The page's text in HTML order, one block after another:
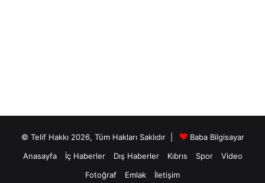
© Telif Hakkı 2026, Tüm Hakları Saklıdır |
Baba Bilgisayar
Anasayfa
İç Haberler Dış Haberler Kıbrıs Spor
Video
Fotoğraf
Emlak İletişim